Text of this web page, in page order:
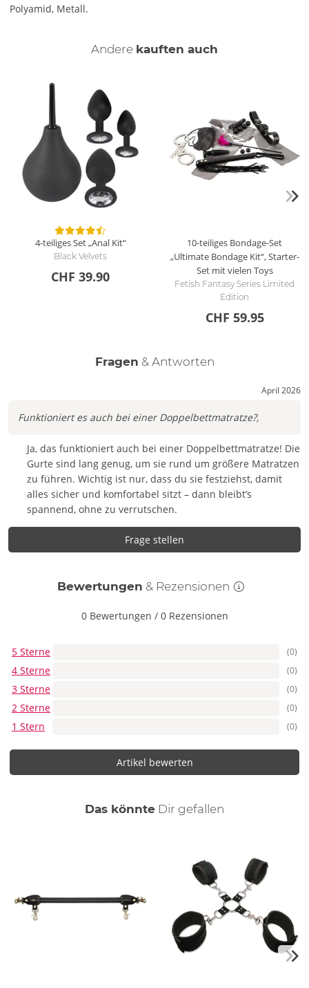
Polyamid, Metall.
Andere kauften auch
4-teiliges Set „Anal Kit“
Black Velvets
CHF 39.90
10-teiliges Bondage-Set
„Ultimate Bondage Kit“, Starter-
Set mit vielen Toys
Fetish Fantasy Series Limited
Edition
CHF 59.95
Fragen & Antworten
April 2026
Funktioniert es auch bei einer Doppelbettmatratze?,
Ja, das funktioniert auch bei einer Doppelbettmatratze! Die
Gurte sind lang genug, um sie rund um größere Matratzen
zu führen. Wichtig ist nur, dass du sie festziehst, damit
alles sicher und komfortabel sitzt – dann bleibt’s
spannend, ohne zu verrutschen.
Frage stellen
Bewertungen & Rezensionen
0 Bewertungen / 0 Rezensionen
5 Sterne (0)
4 Sterne (0)
3 Sterne (0)
2 Sterne (0)
1 Stern (0)
Artikel bewerten
Das könnte Dir auch
gefallen